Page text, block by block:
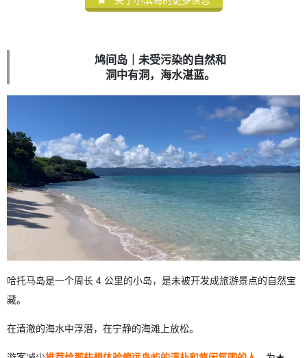
鸠间岛｜未受污染的自然和
洞中有洞，海水湛蓝。
哈托马岛是一个周长 4 公里的小岛，是未被开发成旅游景点的自然宝
藏。
在清澈的海水中浮潜，在宁静的海滩上放松。